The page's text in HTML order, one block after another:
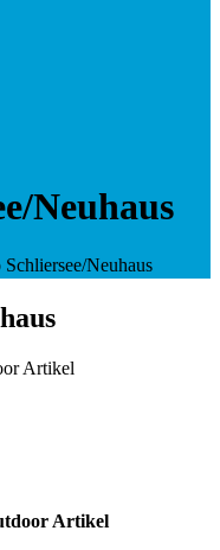
Neuhaus
Schliersee/Neuhaus
Artikel
Artikel